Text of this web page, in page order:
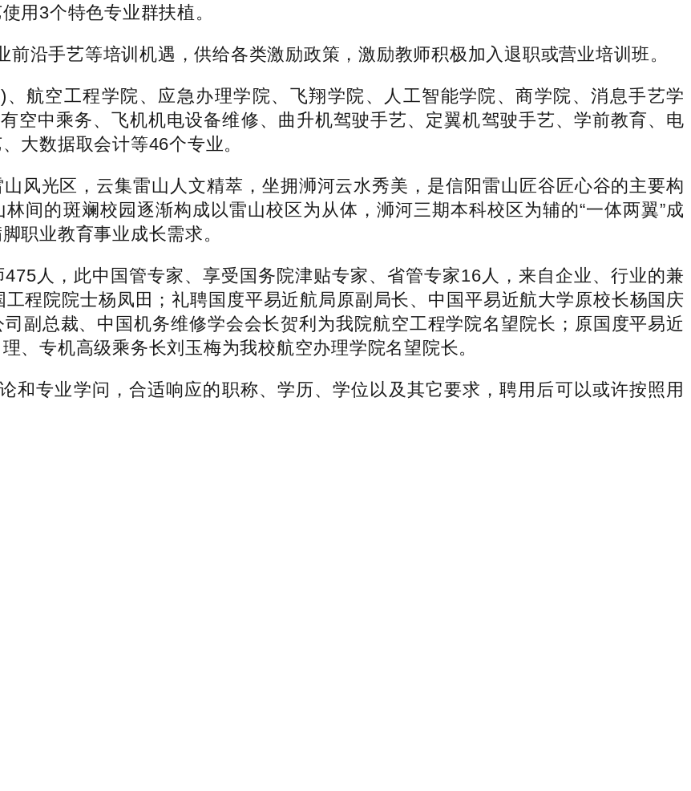
用3个特色专业群扶植。
手艺等培训机遇，供给各类激励政策，激励教师积极加入退职或营业培训班。
空工程学院、应急办理学院、飞翔学院、人工智能学院、商学院、消息手艺学
空中乘务、飞机机电设备维修、曲升机驾驶手艺、定翼机驾驶手艺、学前教育、电
大数据取会计等46个专业。
光区，云集雷山人文精萃，坐拥浉河云水秀美，是信阳雷山匠谷匠心谷的主要构
间的斑斓校园逐渐构成以雷山校区为从体，浉河三期本科校区为辅的“一体两翼”成
职业教育事业成长需求。
人，此中国管专家、享受国务院津贴专家、省管专家16人，来自企业、行业的兼
程院院士杨凤田；礼聘国度平易近航局原副局长、中国平易近航大学原校长杨国庆
副总裁、中国机务维修学会会长贺利为我院航空工程学院名望院长；原国度平易近
、专机高级乘务长刘玉梅为我校航空办理学院名望院长。
专业学问，合适响应的职称、学历、学位以及其它要求，聘用后可以或许按照用